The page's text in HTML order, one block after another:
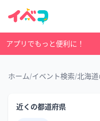
アプリでもっと便利に！
ホーム/イベント検索/北海
近くの都道府県